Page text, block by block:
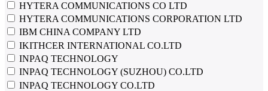
HYTERA COMMUNICATIONS CO LTD
HYTERA COMMUNICATIONS CORPORATION LTD
IBM CHINA COMPANY LTD
IKITHCER INTERNATIONAL CO.LTD
INPAQ TECHNOLOGY
INPAQ TECHNOLOGY (SUZHOU) CO.LTD
INPAQ TECHNOLOGY CO.LTD